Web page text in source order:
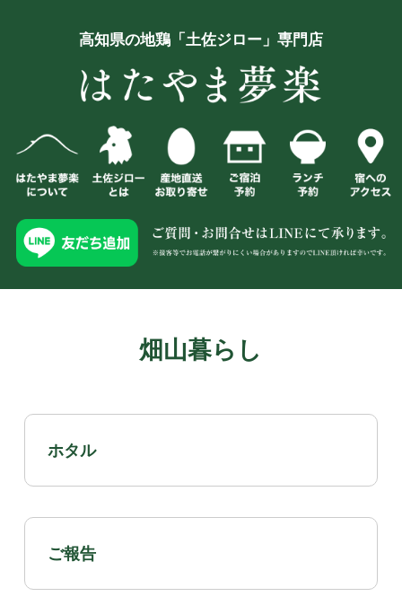
高知県の地鶏「土佐ジロー」専門店
畑山暮らし
ホタル
ご報告